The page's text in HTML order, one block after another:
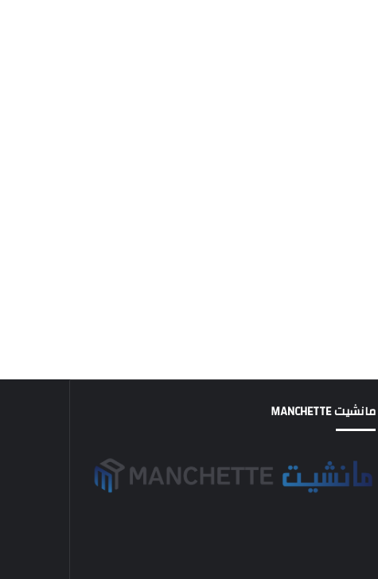
مانشيت MANCHETTE